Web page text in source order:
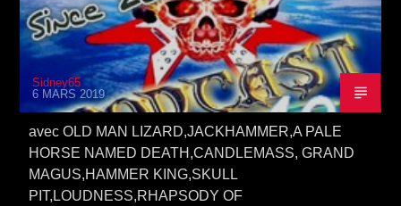
Sidney65
6 MARS 2019
avec OLD MAN LIZARD,JACKHAMMER,A PALE
HORSE NAMED DEATH,CANDLEMASS, GRAND
MAGUS,HAMMER KING,SKULL
PIT,LOUDNESS,RHAPSODY OF